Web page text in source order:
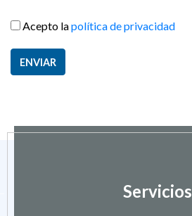
Acepto lapolítica de privacidad
ENVIAR
Servicios